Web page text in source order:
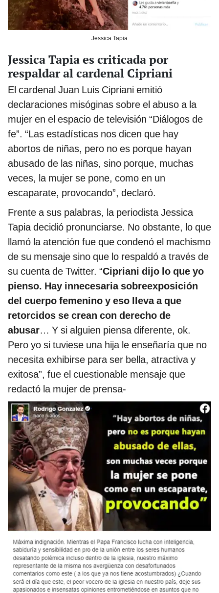
Jessica Tapia
Jessica Tapia es criticada por
respaldar al cardenal Cipriani
El cardenal Juan Luis Cipriani emitió
declaraciones misóginas sobre el abuso a la
mujer en el espacio de televisión “Diálogos de
fe”. “Las estadísticas nos dicen que hay
abortos de niñas, pero no es porque hayan
abusado de las niñas, sino porque, muchas
veces, la mujer se pone, como en un
escaparate, provocando”, declaró.
Frente a sus palabras, la periodista Jessica
Tapia decidió pronunciarse. No obstante, lo que
llamó la atención fue que condenó el machismo
de su mensaje sino que lo respaldó a través de
su cuenta de Twitter. “Cipriani dijo lo que yo
pienso. Hay innecesaria sobreexposición
del cuerpo femenino y eso lleva a que
retorcidos se crean con derecho de
abusar… Y si alguien piensa diferente, ok.
Pero yo si tuviese una hija le enseñaría que no
necesita exhibirse para ser bella, atractiva y
exitosa”, fue el cuestionable mensaje que
redactó la mujer de prensa-